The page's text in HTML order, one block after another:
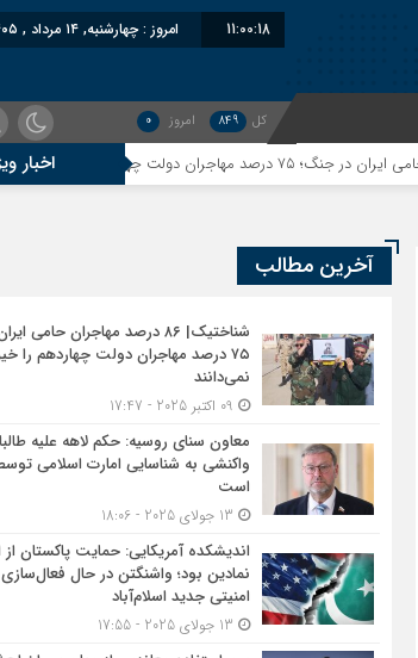
11:00:19 امروز : چهارشنبه, ۱۴ مرداد , ۱۴۰۵
کل 849 امروز 0
اخبار
آخرین مطالب
شناختیک| ۸۶ درصد مهاجران حامی
۷۵ درصد مهاجران دولت چهاردهم را
نمی‌دانند
معاون سنای روسیه: حکم لاهه علیه
واکنشی به شناسایی امارت اسلامی
است
اندیشکده آمریکایی: حمایت پاکستان از
نمادین بود؛ واشنگتن در حال
امنیتی جدید اسلام‌آباد